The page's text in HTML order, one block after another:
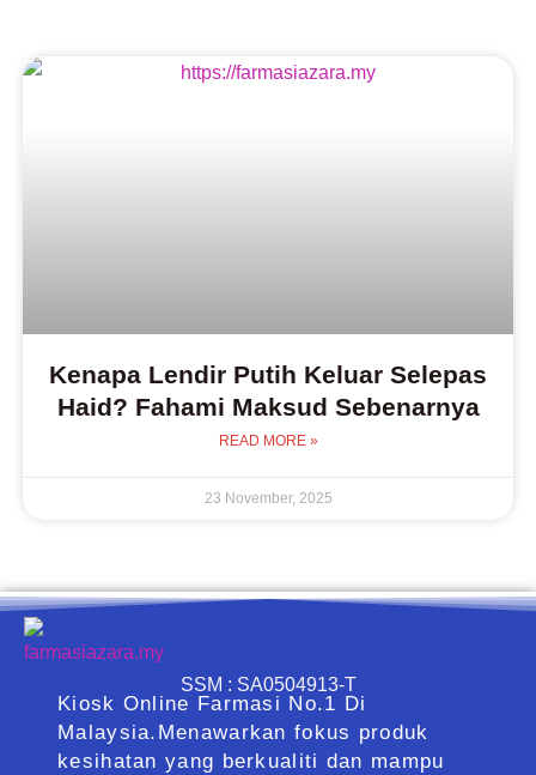
Kenapa Lendir Putih Keluar Selepas
Haid? Fahami Maksud Sebenarnya
READ MORE »
23 November, 2025
SSM : SA0504913-T
Kiosk Online Farmasi No.1 Di
Malaysia.Menawarkan fokus produk
kesihatan yang berkualiti dan mampu